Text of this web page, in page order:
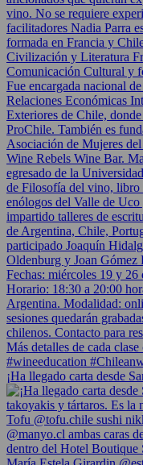
¡Ha llegado carta desde